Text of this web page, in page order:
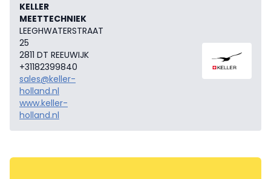
KELLER
MEETTECHNIEK
LEEGHWATERSTRAAT
25
2811 DT REEUWIJK
+31182399840
sales@keller-
holland.nl
www.keller-
holland.nl